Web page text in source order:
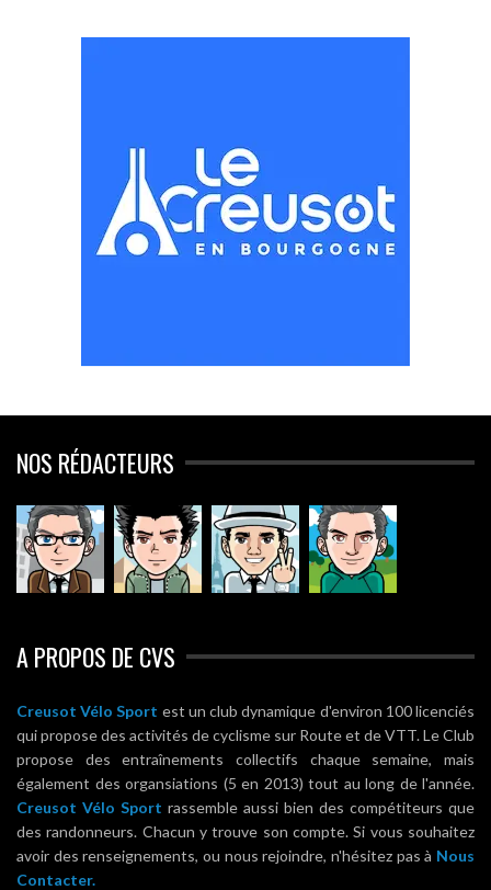
NOS RÉDACTEURS
A PROPOS DE CVS
Creusot Vélo Sport est un club dynamique d'environ 100 licenciés
qui propose des activités de cyclisme sur Route et de VTT. Le Club
propose des entraînements collectifs chaque semaine, mais
également des organsiations (5 en 2013) tout au long de l'année.
Creusot Vélo Sport rassemble aussi bien des compétiteurs que
des randonneurs. Chacun y trouve son compte. Si vous souhaitez
avoir des renseignements, ou nous rejoindre, n'hésitez pas à Nous
Contacter.